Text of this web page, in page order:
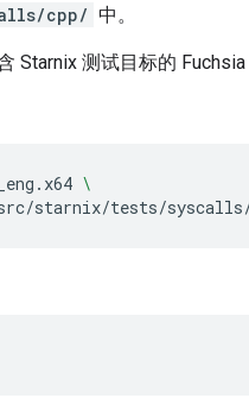
cpp/ 中。
Starnix 测试目标的 Fuchsia
\
starnix/tests/syscalls/